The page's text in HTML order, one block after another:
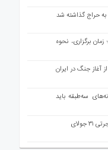
به حراج گذاشته شد
۲۰۲۶ استرالیا؛ زمان برگزاری، نحوه
آغاز جنگ در ایران
سه‌طبقه باید